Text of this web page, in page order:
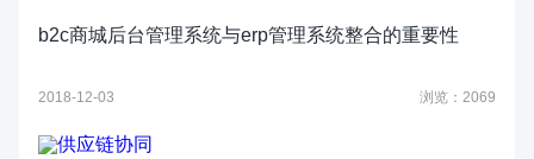
b2c商城后台管理系统与erp管理系统整合的重要性
2018-12-03 浏览：2069